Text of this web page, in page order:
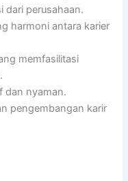
dari perusahaan.
harmoni antara karier
memfasilitasi
dan nyaman.
pengembangan karir